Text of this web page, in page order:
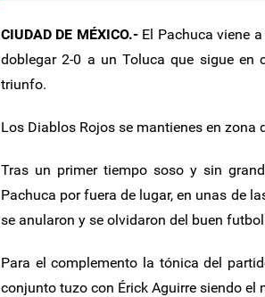
CIUDAD DE MÉXICO.- El Pachuca viene
doblegar 2-0 a un Toluca que sigue
triunfo.
Los Diablos Rojos se mantienes en
Tras un primer tiempo soso y sin
Pachuca por fuera de lugar, en unas de
se anularon y se olvidaron del buen
Para el complemento la tónica del
conjunto tuzo con Érick Aguirre siendo el